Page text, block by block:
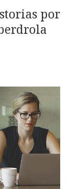
por